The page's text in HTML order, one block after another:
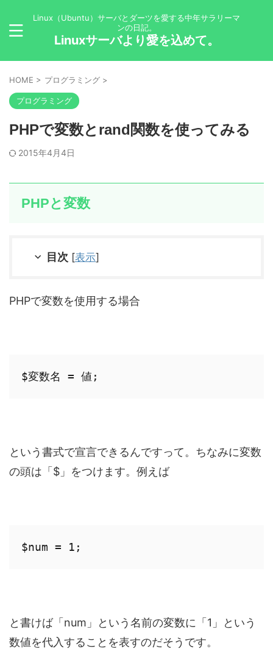
Linux（Ubuntu）サーバとダーツを愛する中年サラリーマ
ンの日記。
Linuxサーバより愛を込めて。
HOME > プログラミング >
プログラミング
PHPで変数とrand関数を使ってみる
2015年4月4日
PHPと変数
目次 [表示]
PHPで変数を使用する場合
$変数名 = 値;
という書式で宣言できるんですって。ちなみに変数
の頭は「$」をつけます。例えば
$num = 1;
と書けば「num」という名前の変数に「1」という
数値を代入することを表すのだそうです。